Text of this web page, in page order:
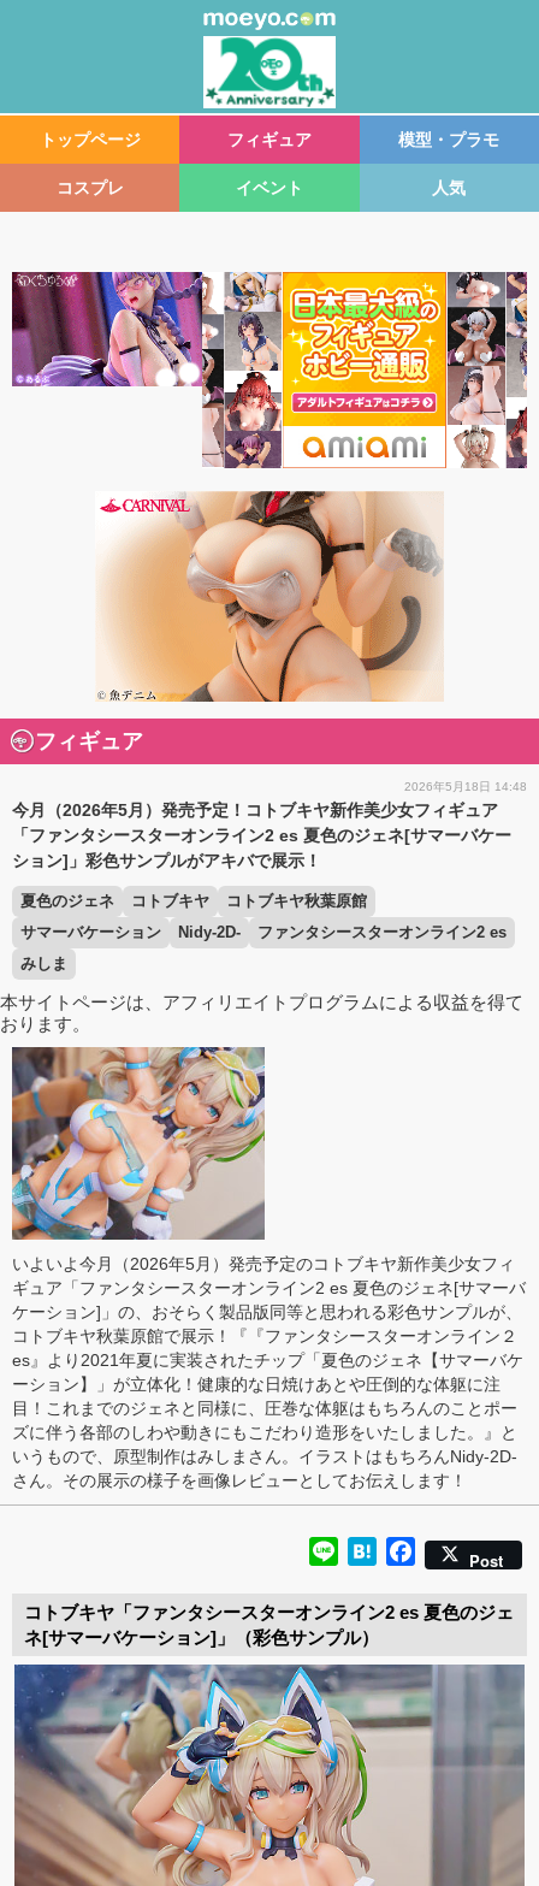
トップページ フィギュア 模型・プラモ
コスプレ イベント 人気
フィギュア
2026年5月18日 14:48
今月（2026年5月）発売予定！コトブキヤ新作美少女フィギュア
「ファンタシースターオンライン2 es 夏色のジェネ[サマーバケー
ション]」彩色サンプルがアキバで展示！
夏色のジェネ コトブキヤ
コトブキヤ秋葉原館
サマーバケーション
Nidy-2D-
ファンタシースターオンライン2 es
みしま
本サイトページは、アフィリエイトプログラムによる収益を得て
おります。
いよいよ今月（2026年5月）発売予定のコトブキヤ新作美少女フィ
ギュア「ファンタシースターオンライン2 es 夏色のジェネ[サマーバ
ケーション]」の、おそらく製品版同等と思われる彩色サンプルが、
コトブキヤ秋葉原館で展示！『『ファンタシースターオンライン２
es』より2021年夏に実装されたチップ「夏色のジェネ【サマーバケ
ーション】」が立体化！健康的な日焼けあとや圧倒的な体躯に注
目！これまでのジェネと同様に、圧巻な体躯はもちろんのことポー
ズに伴う各部のしわや動きにもこだわり造形をいたしました。』と
いうもので、原型制作はみしまさん。イラストはもちろんNidy-2D-
さん。その展示の様子を画像レビューとしてお伝えします！
Line HatenaFacebook
Post
コトブキヤ「ファンタシースターオンライン2 es 夏色のジェ
ネ[サマーバケーション]」（彩色サンプル）